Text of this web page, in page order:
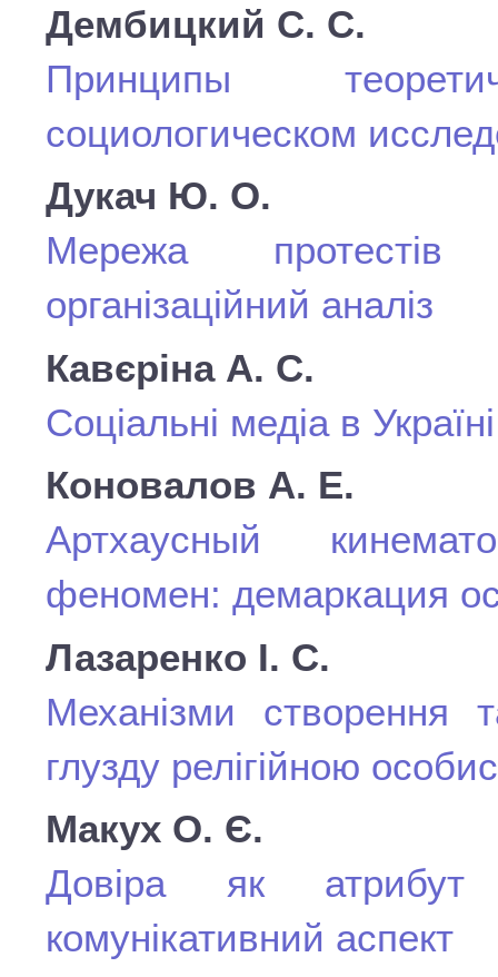
Дембицкий С. С.
Принципы
социологическом
Дукач Ю. О.
Мережа протестів
організаційний аналіз
Кавєріна А. С.
Соціальні медіа в
Коновалов А. Е.
Артхаусный
феномен: демаркация
Лазаренко І. С.
Механізми створення
глузду релігійною
Макух О. Є.
Довіра як атрибут
комунікативний аспект